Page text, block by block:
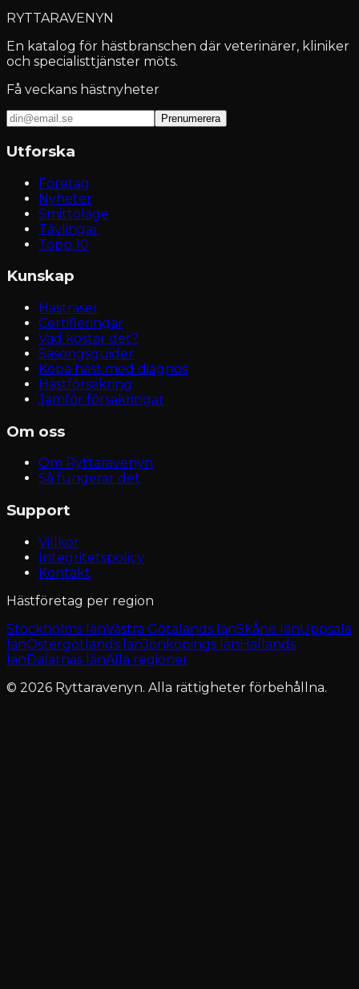
RYTTARAVENYN
En katalog för hästbranschen där veterinärer, kliniker
och specialisttjänster möts.
Få veckans hästnyheter
Prenumerera
Utforska
Företag
Nyheter
Smittoläge
Tävlingar
Topp 10
Kunskap
Hästraser
Certifieringar
Vad kostar det?
Säsongsguider
Köpa häst med diagnos
Hästförsäkring
Jämför försäkringar
Om oss
Om Ryttaravenyn
Så fungerar det
Support
Villkor
Integritetspolicy
Kontakt
Hästföretag per region
Stockholms länVästra Götalands länSkåne länUppsala
länÖstergötlands länJönköpings länHallands
länDalarnas länAlla regioner
© 2026 Ryttaravenyn. Alla rättigheter förbehållna.